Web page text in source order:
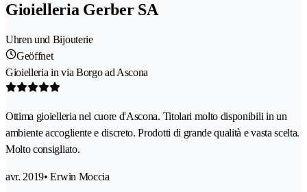
Gioielleria Gerber SA
Uhren und Bijouterie
Geöffnet
Gioielleria in via Borgo ad Ascona
Ottima gioielleria nel cuore d'Ascona. Titolari molto disponibili in un
ambiente accogliente e discreto. Prodotti di grande qualità e vasta scelta.
Molto consigliato.
avr. 2019• Erwin Moccia